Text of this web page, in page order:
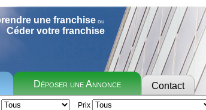
une franchiseou
Céder votre franchise
Déposer une Annonce Contact
Prix